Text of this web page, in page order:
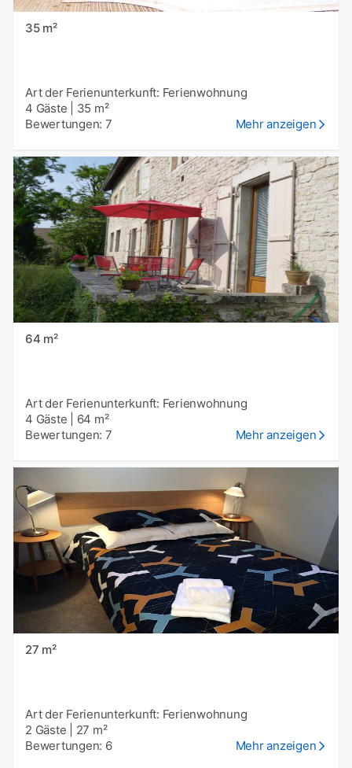
35 m²
Art der Ferienunterkunft: Ferienwohnung
4 Gäste
35 m²
Bewertungen: 7
Mehr anzeigen
64 m²
Art der Ferienunterkunft: Ferienwohnung
4 Gäste
64 m²
Bewertungen: 7
Mehr anzeigen
27 m²
Art der Ferienunterkunft: Ferienwohnung
2 Gäste
27 m²
Bewertungen: 6
Mehr anzeigen